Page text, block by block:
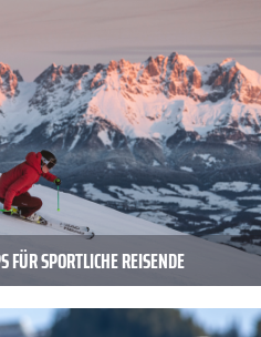
SPORTLICHE REISENDE